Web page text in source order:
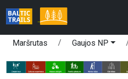
Maršrutas Gaujos NP